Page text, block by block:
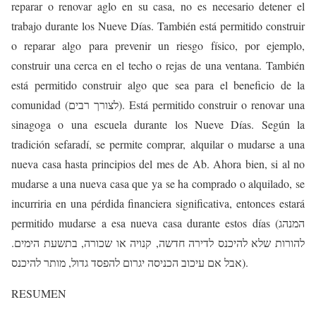
reparar o renovar aglo en su casa, no es necesario detener el
trabajo durante los Nueve Días. También está permitido construir
o reparar algo para prevenir un riesgo físico, por ejemplo,
construir una cerca en el techo o rejas de una ventana. También
está permitido construir algo que sea para el beneficio de la
comunidad (לצורך רבים). Está permitido construir o renovar una
sinagoga o una escuela durante los Nueve Días. Según la
tradición sefaradí, se permite comprar, alquilar o mudarse a una
nueva casa hasta principios del mes de Ab. Ahora bien, si al no
mudarse a una nueva casa que ya se ha comprado o alquilado, se
incurriria en una pérdida financiera significativa, entonces estará
permitido mudarse a esa nueva casa durante estos días (המנהג
להורות שלא להיכנס לדירה חדשה, קנויה או שכורה, בתשעת הימים.
אבל אם עיכוב הכניסה יגרום להפסד גדול, מותר להיכנס).
RESUMEN